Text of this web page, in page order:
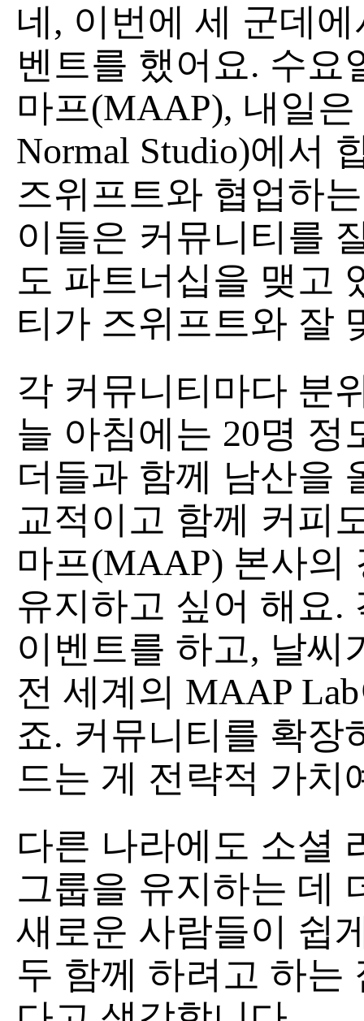
네, 이번에 세 군데
벤트를 했어요. 수요
마프(MAAP), 내일
Normal Studio)에서
즈위프트와 협업하
이들은 커뮤니티를
도 파트너십을 맺고
티가 즈위프트와 잘
각 커뮤니티마다 분
늘 아침에는 20명
더들과 함께 남산을
교적이고 함께 커피
마프(MAAP) 본사의
유지하고 싶어 해요.
이벤트를 하고, 날씨
전 세계의 MAAP
죠. 커뮤니티를 확장
드는 게 전략적 가치
다른 나라에도 소셜
그룹을 유지하는 데
새로운 사람들이 쉽
두 함께 하려고 하는